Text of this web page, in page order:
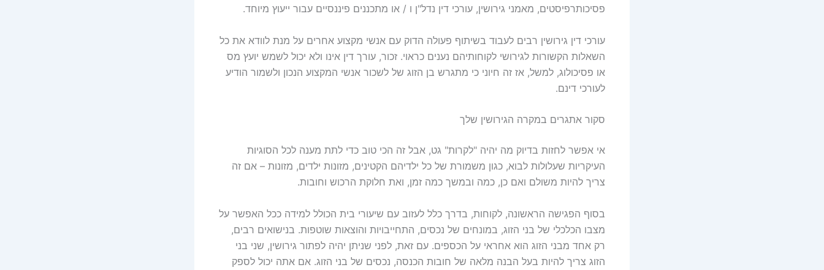
פסיכותרפיסטים, מאמני גירושין, עורכי דין נדל"ן ו / או מתכננים פיננסיים עבור ייעוץ מיוחד.
עורכי דין גירושין רבים לעבוד בשיתוף פעולה הדוק עם אנשי מקצוע אחרים על מנת לוודא את כל
השאלות הקשורות לגירושי לקוחותיהם נענים כראוי. זכור, עורך דין אינו ולא יכול לשמש יועץ מס
או פסיכולוג, למשל, אז זה חיוני כי מתגרש בן הזוג של לשכור אנשי המקצוע הנכון ולשמור הודיע ​​
לעורכי דינם.
סקור אתגרים במקרה הגירושין שלך
אי אפשר לחזות בדיוק מה יהיה "לקרות" גט, אבל זה הכי טוב כדי לתת מענה לכל הסוגיות
העיקריות שעלולות לבוא, כגון משמורת של כל ילדיהם הקטינים, מזונות ילדים, מזונות – אם זה
צריך להיות משולם ואם כן, כמה ובמשך כמה זמן, ואת חלוקת הרכוש וחובות.
בסוף הפגישה הראשונה, לקוחות, בדרך כלל לעזוב עם שיעורי בית הכולל למידה ככל האפשר על
מצבו הכלכלי של בני הזוג, במונחים של נכסים, התחייבויות והוצאות שוטפות. בנישואים רבים,
רק אחד מבני הזוג הוא אחראי על הכספים. עם זאת, לפני שניתן יהיה לפתור גירושין, שני בני
הזוג צריך להיות בעל הבנה מלאה של חובות הכנסה, נכסים של בני הזוג. אם אתה יכול לספק